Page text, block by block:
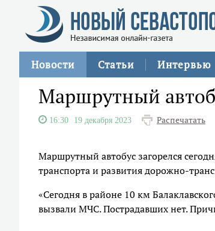
Новости Статьи Интервью
Маршрутный
16:30 19 декабря 2023 Распечатать
Маршрутный автобус загорелся
транспорта и развития дорожно-
«Сегодня в районе 10 км
вызвали МЧС. Пострадавших нет.